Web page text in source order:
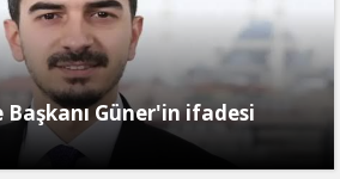
Güner'in ifadesi